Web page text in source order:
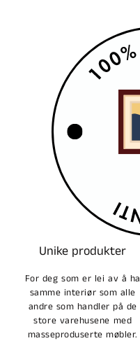
Unike produkter
For deg som er lei av å ha
samme interiør som alle
andre som handler på de
store varehusene med
masseproduserte møbler.